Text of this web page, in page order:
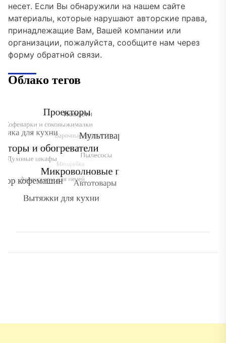
несет. Если Вы обнаружили на нашем сайте
материалы, которые нарушают авторские права,
принадлежащие Вам, Вашей компании или
организации, пожалуйста, сообщите нам через
форму обратной связи.
Облако тегов